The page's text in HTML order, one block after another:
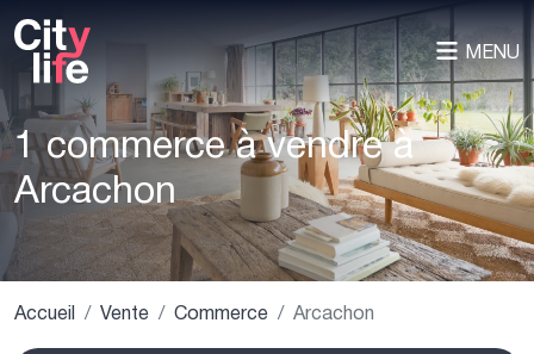
MENU
1 commerce à vendre à
Arcachon
Accueil Vente Commerce Arcachon